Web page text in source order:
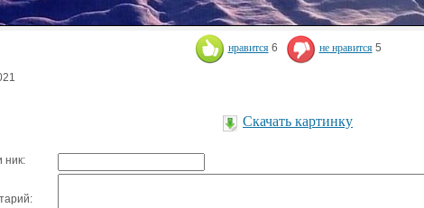
нравится 6 не нравится 5
Скачать картинку
ник: